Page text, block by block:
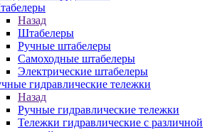
Назад
Штабелеры
Ручные штабелеры
Самоходные штабелеры
Электрические штабелеры
гидравлические тележки
Назад
Ручные гидравлические тележки
Тележки гидравлические с различной